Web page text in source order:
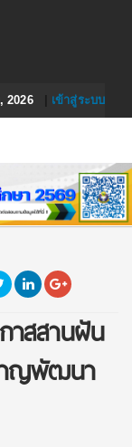
2026| เข้าสู่ระบบ
าสสานฝัน
าญพัฒนา